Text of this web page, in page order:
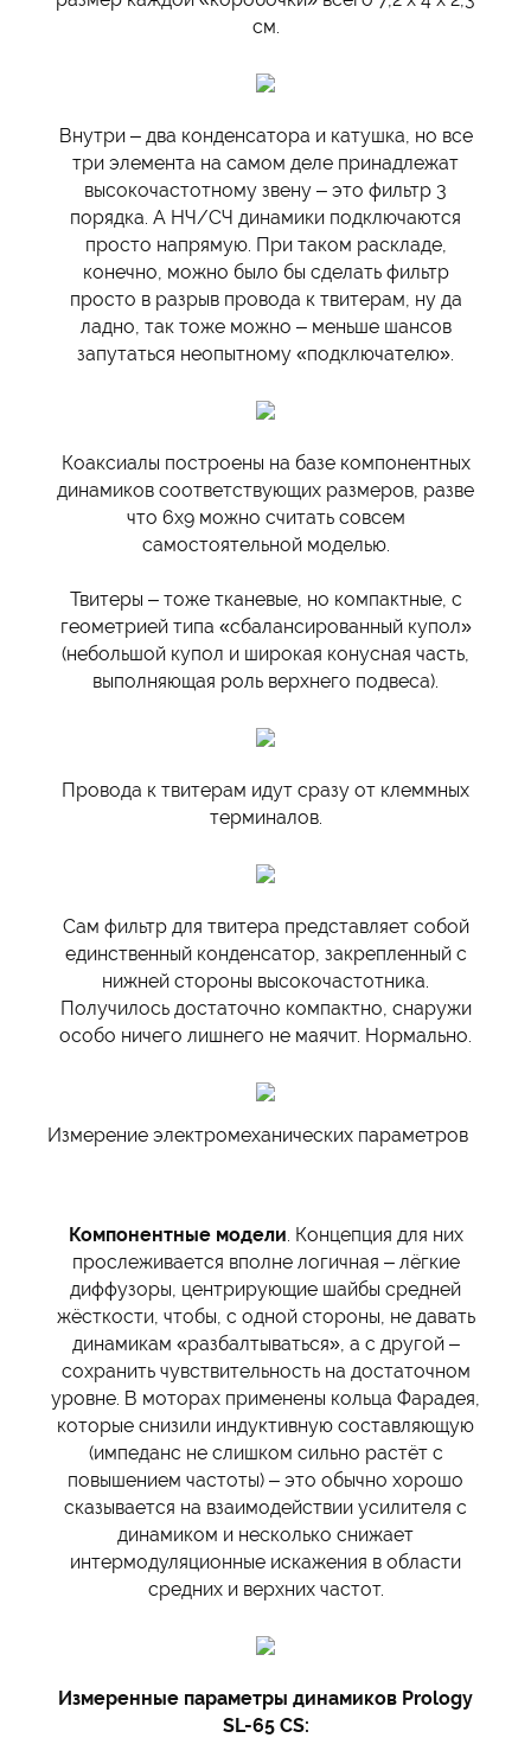
см.
Внутри – два конденсатора и катушка, но все
три элемента на самом деле принадлежат
высокочастотному звену – это фильтр 3
порядка. А НЧ/СЧ динамики подключаются
просто напрямую. При таком раскладе,
конечно, можно было бы сделать фильтр
просто в разрыв провода к твитерам, ну да
ладно, так тоже можно – меньше шансов
запутаться неопытному «подключателю».
Коаксиалы построены на базе компонентных
динамиков соответствующих размеров, разве
что 6х9 можно считать совсем
самостоятельной моделью.
Твитеры – тоже тканевые, но компактные, с
геометрией типа «сбалансированный купол»
(небольшой купол и широкая конусная часть,
выполняющая роль верхнего подвеса).
Провода к твитерам идут сразу от клеммных
терминалов.
Сам фильтр для твитера представляет собой
единственный конденсатор, закрепленный с
нижней стороны высокочастотника.
Получилось достаточно компактно, снаружи
особо ничего лишнего не маячит. Нормально.
Измерение электромеханических параметров
Компонентные модели . Концепция для них
прослеживается вполне логичная – лёгкие
диффузоры, центрирующие шайбы средней
жёсткости, чтобы, с одной стороны, не давать
динамикам «разбалтываться», а с другой –
сохранить чувствительность на достаточном
уровне. В моторах применены кольца Фарадея,
которые снизили индуктивную составляющую
(импеданс не слишком сильно растёт с
повышением частоты) – это обычно хорошо
сказывается на взаимодействии усилителя с
динамиком и несколько снижает
интермодуляционные искажения в области
средних и верхних частот.
Измеренные параметры динамиков Prology
SL-65 CS: